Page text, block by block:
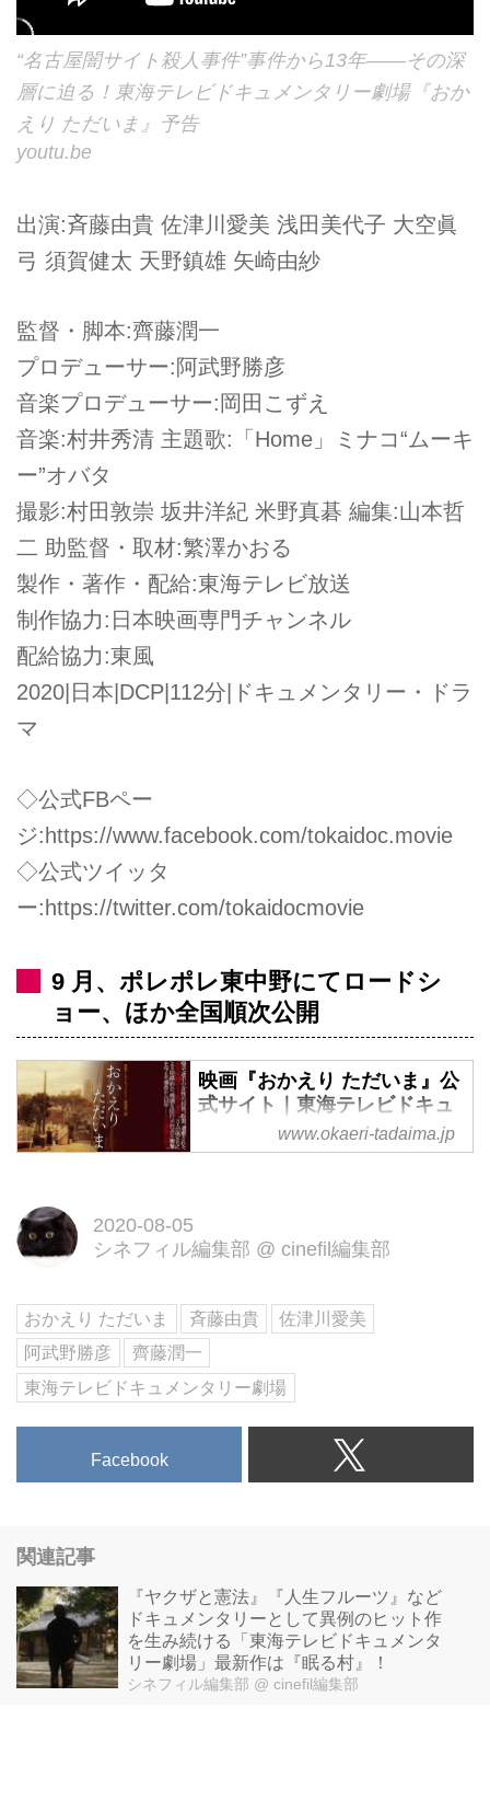
“名古屋闇サイト殺人事件”事件から13年――その深
層に迫る！東海テレビドキュメンタリー劇場『おか
えり ただいま』予告
youtu.be
出演:斉藤由貴 佐津川愛美 浅田美代子 大空眞
弓 須賀健太 天野鎮雄 矢崎由紗
監督・脚本:齊藤潤一
プロデューサー:阿武野勝彦
音楽プロデューサー:岡田こずえ
音楽:村井秀清 主題歌:「Home」ミナコ“ムーキ
ー”オバタ
撮影:村田敦崇 坂井洋紀 米野真碁 編集:山本哲
二 助監督・取材:繁澤かおる
製作・著作・配給:東海テレビ放送
制作協力:日本映画専門チャンネル
配給協力:東風
2020|日本|DCP|112分|ドキュメンタリー・ドラ
マ
◇公式FBペー
ジ: https://www.facebook.com/tokaidoc.movie
◇公式ツイッタ
ー: https://twitter.com/tokaidocmovie
9 月、ポレポレ東中野にてロードシ
ョー、ほか全国順次公開
映画『おかえり ただいま』公
式サイト｜東海テレビドキュ
メンタリー劇場第13弾
www.okaeri-tadaima.jp
2020-08-05
シネフィル編集部 @ cinefil編集部
おかえり ただいま 斉藤由貴
佐津川愛美
阿武野勝彦
齊藤潤一
東海テレビドキュメンタリー劇場
Facebook
関連記事
『ヤクザと憲法』『人生フルーツ』など
ドキュメンタリーとして異例のヒット作
を生み続ける「東海テレビドキュメンタ
リー劇場」最新作は『眠る村』！
シネフィル編集部 @ cinefil編集部